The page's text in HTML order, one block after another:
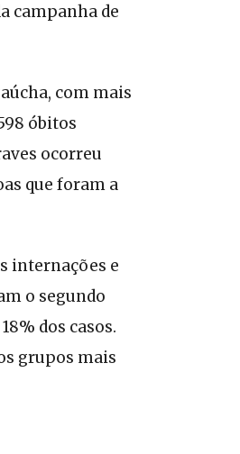
campanha de
com mais
óbitos
ocorreu
que foram a
internações e
o segundo
dos casos.
grupos mais